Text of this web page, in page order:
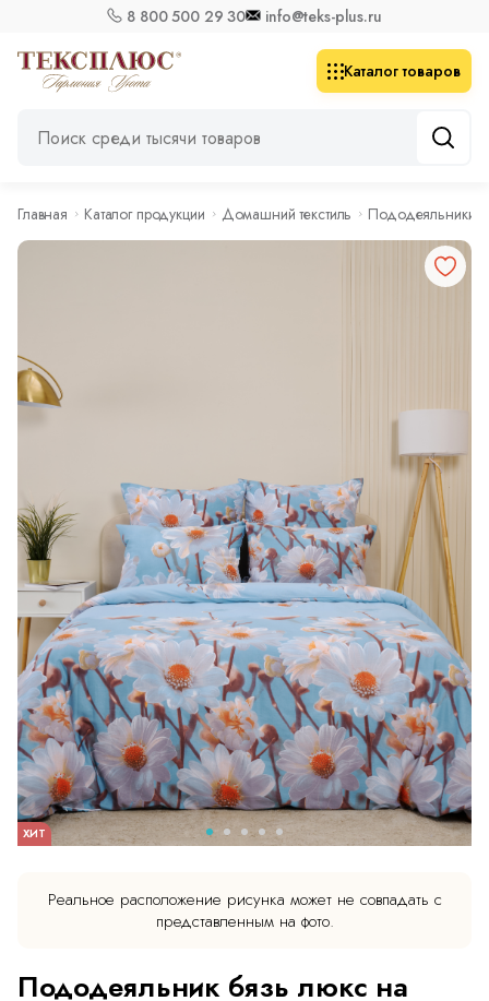
8 800 500 29 30 info@teks-plus.ru
Каталог товаров
Главная Каталог продукции Домашний текстиль Пододеяльники
ХИТ
Реальное расположение рисунка может не совпадать с
представленным на фото.
Пододеяльник бязь люкс на